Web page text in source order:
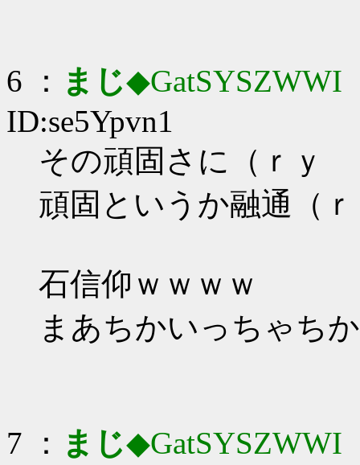
6 ： まじ◆GatSYSZWWI
ID:se5Ypvn1
その頑固さに（ｒｙ
頑固というか融通（
石信仰ｗｗｗｗ
まあちかいっちゃち
7 ： まじ◆GatSYSZWWI